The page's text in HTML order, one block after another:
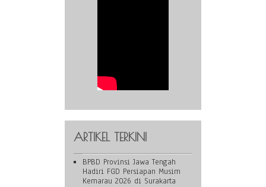
ARTIKEL TERKINI
BPBD Provinsi Jawa Tengah
Hadiri FGD Persiapan Musim
Kemarau 2026 di Surakarta